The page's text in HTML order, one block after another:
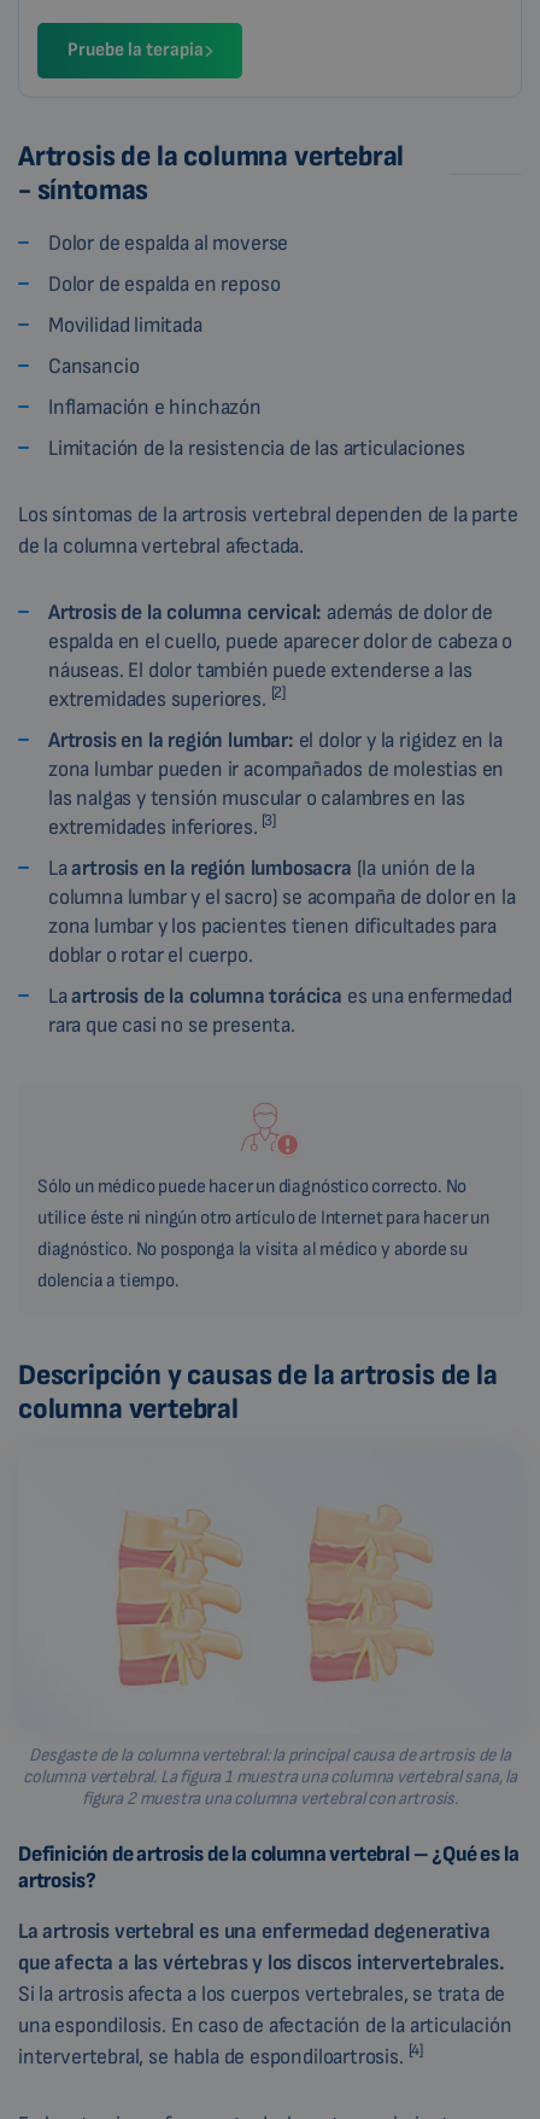
Pruebe la terapia
Artrosis de la columna vertebral
- síntomas
Dolor de espalda al moverse
Dolor de espalda en reposo
Movilidad limitada
Cansancio
Inflamación e hinchazón
Limitación de la resistencia de las articulaciones
Los síntomas de la artrosis vertebral dependen de la parte
de la columna vertebral afectada.
Artrosis de la columna cervical: además de dolor de
espalda en el cuello, puede aparecer dolor de cabeza o
náuseas. El dolor también puede extenderse a las
extremidades superiores. [2]
Artrosis en la región lumbar: el dolor y la rigidez en la
zona lumbar pueden ir acompañados de molestias en
las nalgas y tensión muscular o calambres en las
extremidades inferiores. [3]
Laartrosis en la región lumbosacra (la unión de la
columna lumbar y el sacro) se acompaña de dolor en la
zona lumbar y los pacientes tienen dificultades para
doblar o rotar el cuerpo.
Laartrosis de la columna torácica es una enfermedad
rara que casi no se presenta.
Sólo un médico puede hacer un diagnóstico correcto. No
utilice éste ni ningún otro artículo de Internet para hacer un
diagnóstico. No posponga la visita al médico y aborde su
dolencia a tiempo.
Descripción y causas de la artrosis de la
columna vertebral
Desgaste de la columna vertebral: la principal causa de artrosis de la
columna vertebral. La figura 1 muestra una columna vertebral sana, la
figura 2 muestra una columna vertebral con artrosis.
Definición de artrosis de la columna vertebral – ¿Qué es la
artrosis?
La artrosis vertebral es una enfermedad degenerativa
que afecta a las vértebras y los discos intervertebrales.
Si la artrosis afecta a los cuerpos vertebrales, se trata de
una espondilosis. En caso de afectación de la articulación
intervertebral, se habla de espondiloartrosis. [4]